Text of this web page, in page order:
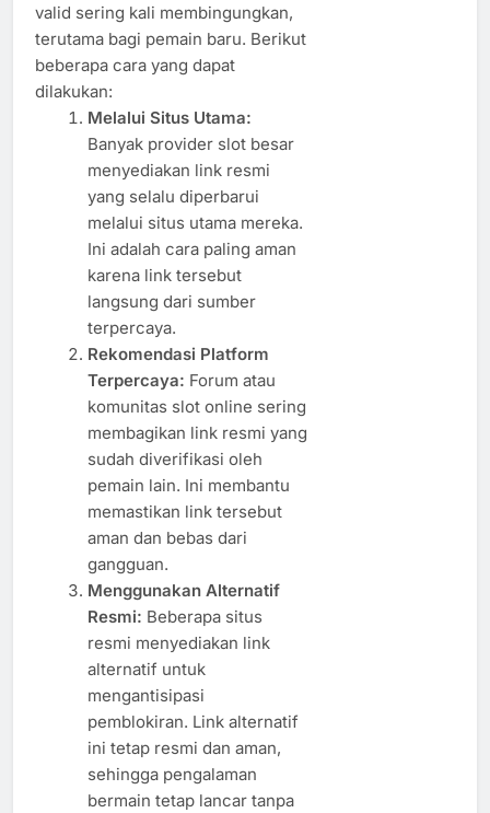
valid sering kali membingungkan,
terutama bagi pemain baru. Berikut
beberapa cara yang dapat
dilakukan:
Melalui Situs Utama:
Banyak provider slot besar
menyediakan link resmi
yang selalu diperbarui
melalui situs utama mereka.
Ini adalah cara paling aman
karena link tersebut
langsung dari sumber
terpercaya.
Rekomendasi Platform
Terpercaya: Forum atau
komunitas slot online sering
membagikan link resmi yang
sudah diverifikasi oleh
pemain lain. Ini membantu
memastikan link tersebut
aman dan bebas dari
gangguan.
Menggunakan Alternatif
Resmi: Beberapa situs
resmi menyediakan link
alternatif untuk
mengantisipasi
pemblokiran. Link alternatif
ini tetap resmi dan aman,
sehingga pengalaman
bermain tetap lancar tanpa